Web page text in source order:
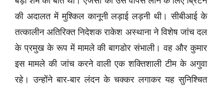
की अदालत में मुश्किल कानूनी लड़ाई लड़नी थी। सीबीआई के
तत्कालीन अतिरिक्त निदेशक राकेश अस्थाना ने विशेष जांच दल
के प्रमुख के रूप में मामले की बागडोर संभाली। वह और कुमार
इस मामले की जांच करने वाली एक शक्तिशाली टीम के अगुवा
रहे। उन्होंने बार-बार लंदन के चक्कर लगाकर यह सुनिश्चित